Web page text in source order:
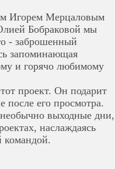
Игорем Мерцаловым
Бобраковой мы
- заброшенный
запоминающая
и горячо любимому
проект. Он подарит
после его просмотра.
выходные дни,
наслаждаясь
командой.